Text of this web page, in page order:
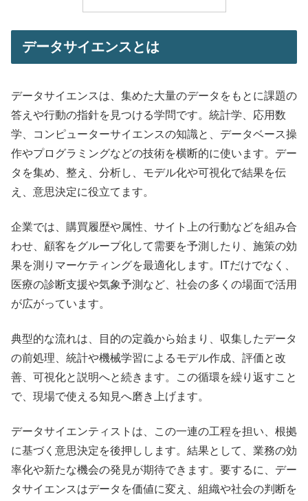
データサイエンスとは
データサイエンスは、集めた大量のデータをもとに課題の
答えや行動の指針を見つける学問です。統計学、応用数
学、コンピューターサイエンスの知識と、データベース操
作やプログラミングなどの技術を横断的に使います。デー
タを集め、整え、分析し、モデル化や可視化で結果を伝
え、意思決定に役立てます。
企業では、購買履歴や属性、サイト上の行動などを組み合
わせ、顧客をグループ化して需要を予測したり、施策の効
果を測りマーケティングを最適化します。ITだけでなく、
医療の診断支援や気象予測など、社会の多くの場面で活用
が広がっています。
典型的な流れは、目的の定義から始まり、収集したデータ
の前処理、統計や機械学習によるモデル作成、評価と改
善、可視化と説明へと続きます。この循環を繰り返すこと
で、現場で使える知見へ磨き上げます。
データサイエンティストは、この一連の工程を担い、根拠
に基づく意思決定を後押しします。結果として、業務の効
率化や新たな機会の発見が期待できます。要するに、デー
タサイエンスはデータを価値に変え、組織や社会の判断を